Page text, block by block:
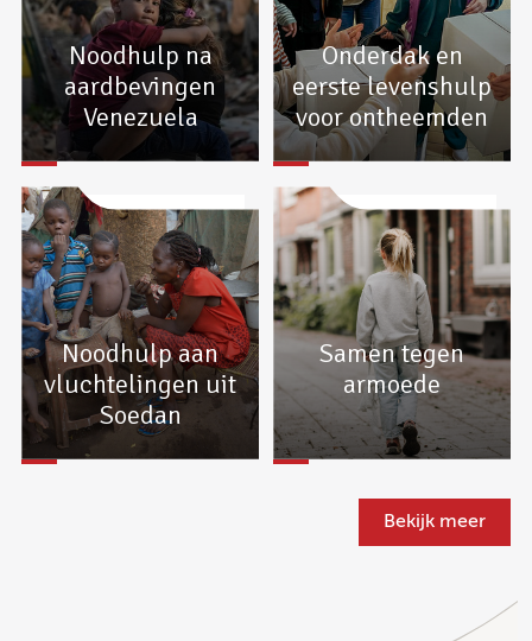
Noodhulp na
aardbevingen
Venezuela
Onderdak en
eerste levenshulp
voor ontheemden
Noodhulp aan
vluchtelingen uit
Soedan
Samen tegen
armoede
Bekijk meer